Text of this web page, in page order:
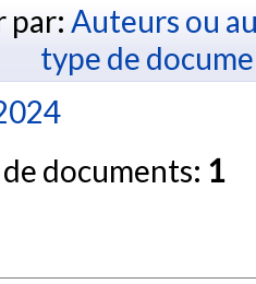
par: Auteurs ou
type de
documents: 1